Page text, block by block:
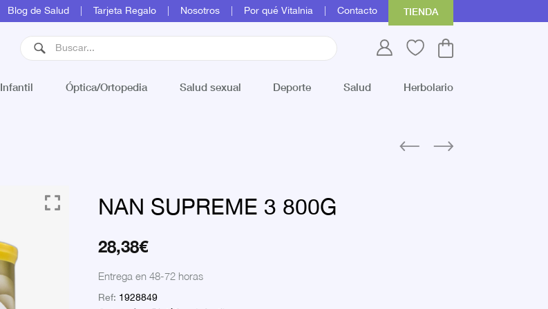
Blog de Salud Tarjeta Regalo Nosotros Por qué Vitalnia Contacto TIENDA
Infantil Óptica/Ortopedia Salud sexual Deporte Salud Herbolario
NAN SUPREME 3 800G
28,38€
Entrega en 48-72 horas
Ref: 1928849